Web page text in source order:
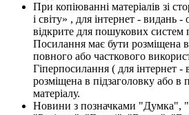
При копіюванні матеріалів зі
і світу» , для інтернет - видань
відкрите для пошукових систем
Посилання має бути розміщена в
повного або часткового
Гіперпосилання ( для інтернет
розміщена в підзаголовку або в
матеріалу.
Новини з позначками "Думка",